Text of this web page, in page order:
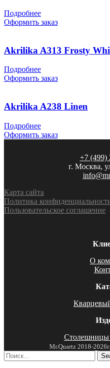
Подробнее
Оформить заказ
Akrilika A313 Frosty
Подробнее
Оформить заказ
Akrilika A238 Linen
Подробнее
Оформить заказ
+7 (499)
г. Москва,
Карта сайта
Политика
Пользовательское соглашение
О
Столешницы
Mr.Quartz 2018-